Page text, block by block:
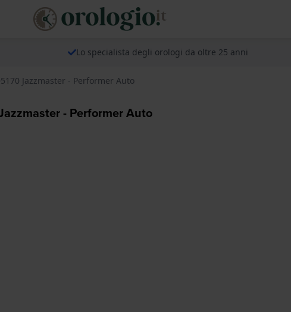
Lo specialista degli orologi da oltre 25 anni
Jazzmaster - Performer Auto
- Performer Auto